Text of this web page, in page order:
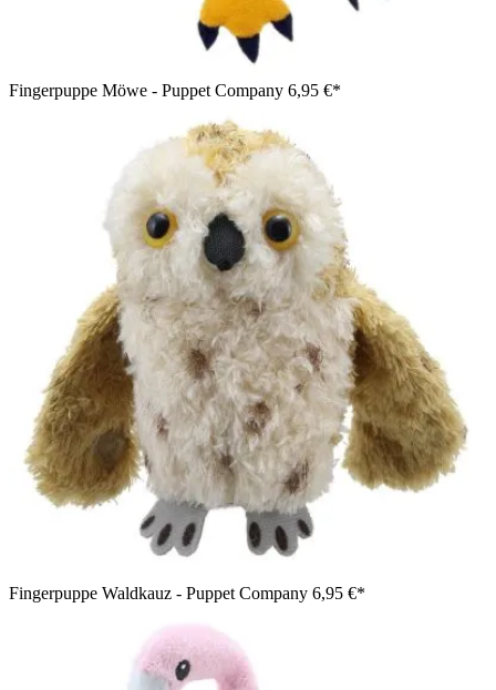
Fingerpuppe Möwe - Puppet Company 6,95 €*
Fingerpuppe Waldkauz - Puppet Company 6,95 €*